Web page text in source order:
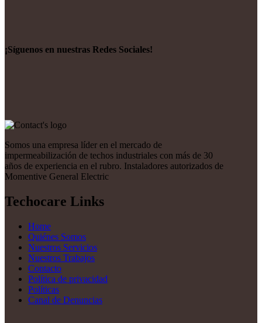
¡Síguenos en nuestras Redes Sociales!
Somos una empresa líder en el mercado de
impermeabilización de techos industriales con más de 30
años de experiencia en el rubro. Instaladores autorizados de
Momentive General Electric
Techocare Links
Home
Quiénes Somos
Nuestros Servicios
Nuestros Trabajos
Contacto
Política de privacidad
Políticas
Canal de Denuncias